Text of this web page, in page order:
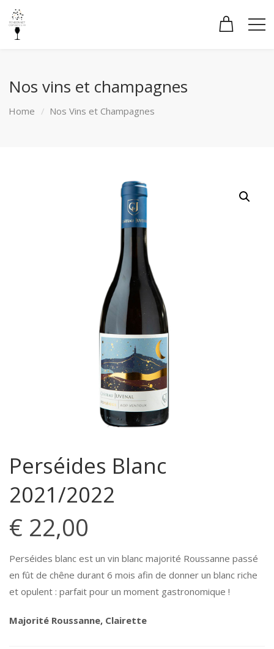
Nos vins et champagnes
Home Nos Vins et Champagnes
Perséides Blanc
2021/2022
€ 22,00
Perséides blanc est un vin blanc majorité Roussanne passé
en fût de chêne durant 6 mois afin de donner un blanc riche
et opulent : parfait pour un moment gastronomique !
Majorité Roussanne, Clairette